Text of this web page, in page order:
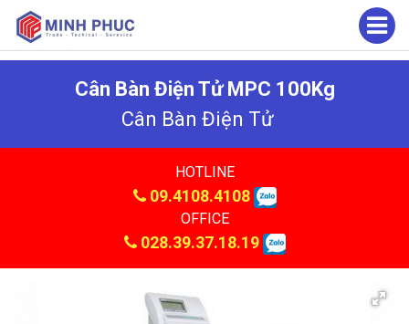
Cân Bàn Điện Tử MPC 100Kg
Cân Bàn Điện Tử
HOTLINE
09.4108.4108
OFFICE
028.39.37.18.19